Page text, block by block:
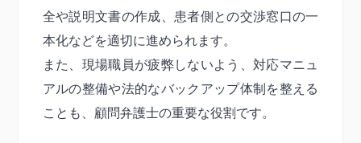
全や説明文書の作成、患者側との交渉窓口の一
本化などを適切に進められます。
また、現場職員が疲弊しないよう、対応マニュ
アルの整備や法的なバックアップ体制を整える
ことも、顧問弁護士の重要な役割です。